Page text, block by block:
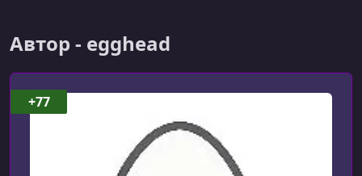
УРОК 7.
Copy and Paste inside of Vim
УРОК 8.
The Vim Config file
Автор - egghead
+77